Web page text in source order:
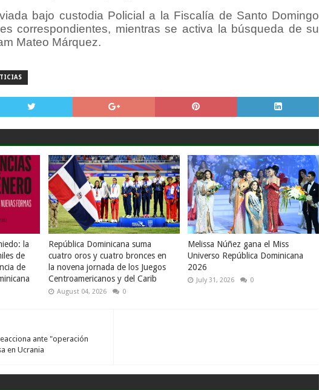
bajo custodia Policial a la Fiscalía de Santo Domingo
correspondientes, mientras se activa la búsqueda de su
Mateo Márquez.
la
de
de
República Dominicana suma
cuatro oros y cuatro bronces en
la novena jornada de los Juegos
Centroamericanos y del Carib
August 04, 2026 0
Melissa Núñez gana el Miss
Universo República Dominicana
2026
July 31, 2026 0
ante "operación
en Ucrania